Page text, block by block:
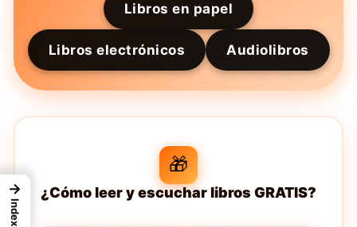
Libros en papel
Libros electrónicos Audiolibros
🎁
¿Cómo leer y escuchar libros GRATIS?
→
Index